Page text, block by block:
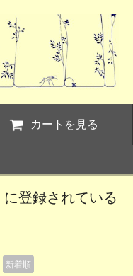
カートを見る
に登録されている
新着順